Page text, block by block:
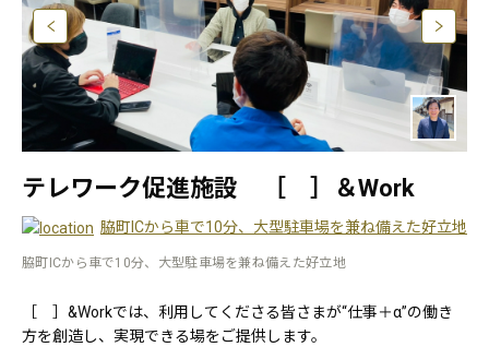
テレワーク促進施設 ［ ］＆Work
脇町ICから車で10分、大型駐車場を兼ね備えた好立地
脇町ICから車で10分、大型駐車場を兼ね備えた好立地
［ ］&Workでは、利用してくださる皆さまが“仕事＋α”の働き
方を創造し、実現できる場をご提供します。